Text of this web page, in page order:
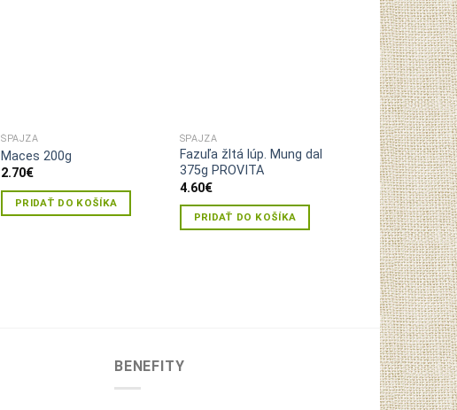
ŠPAJZA
Maces 200g
2.70€
PRIDAŤ DO KOŠÍKA
ŠPAJZA
Fazuľa žltá lúp. Mung dal
375g PROVITA
4.60€
PRIDAŤ DO KOŠÍKA
ŠPAJZA
Perla karobová
kokosom 50g
1.05€
PRIDAŤ DO
BENEFITY